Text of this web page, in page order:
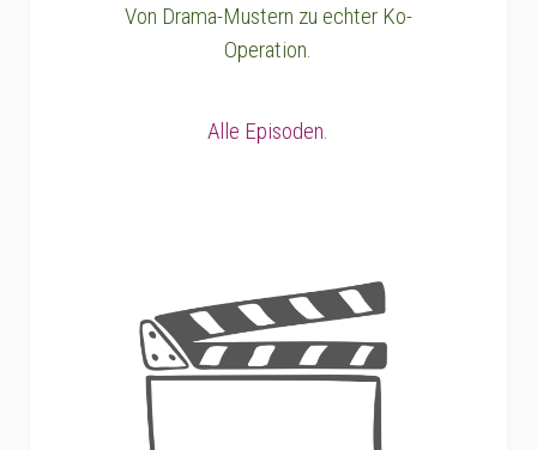
Von Drama-Mustern zu echter Ko-
Operation.
Alle Episoden.